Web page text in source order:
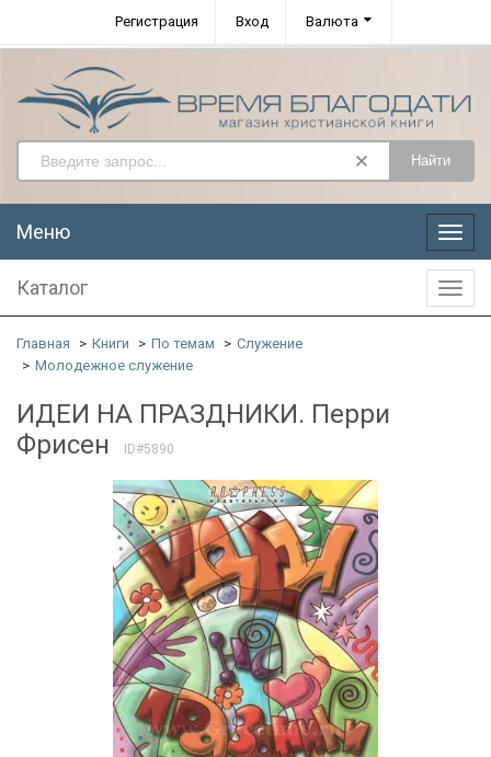
Регистрация Вход Валюта
Найти
Меню
Меню
Каталог
Главная Книги По темам
Служение
Молодежное служение
ИДЕИ НА ПРАЗДНИКИ. Перри
Фрисен
ID#5890